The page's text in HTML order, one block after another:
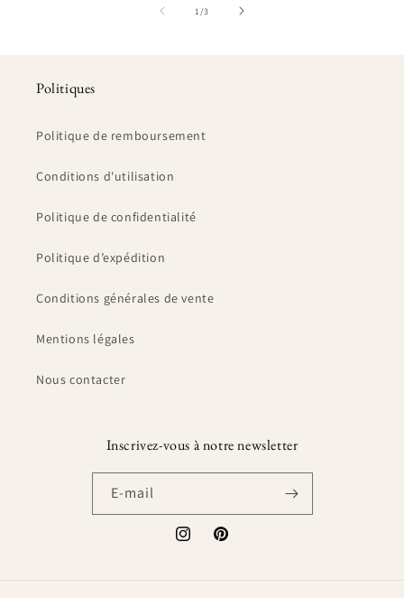
1/de
3
Politiques
Politique de remboursement
Conditions d'utilisation
Politique de confidentialité
Politique d’expédition
Conditions générales de vente
Mentions légales
Nous contacter
Inscrivez-vous à notre newsletter
E-mail
InstagramPinterest